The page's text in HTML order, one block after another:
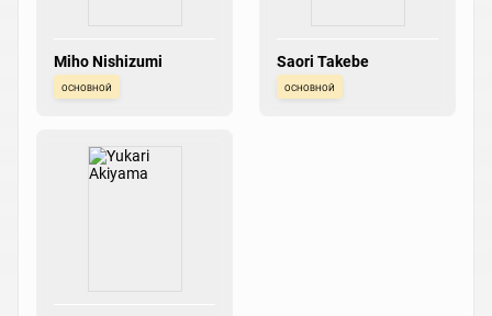
Miho Nishizumi
основной
Saori Takebe
основной